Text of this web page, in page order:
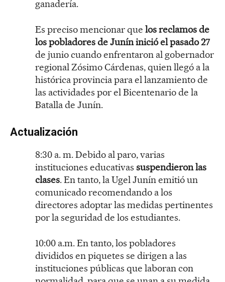
ganadería.
Es preciso mencionar que los reclamos de
los pobladores de Junín inició el pasado 27
de junio cuando enfrentaron al gobernador
regional Zósimo Cárdenas, quien llegó a la
histórica provincia para el lanzamiento de
las actividades por el Bicentenario de la
Batalla de Junín.
Actualización
8:30 a. m. Debido al paro, varias
instituciones educativas suspendieron las
clases. En tanto, la Ugel Junín emitió un
comunicado recomendando a los
directores adoptar las medidas pertinentes
por la seguridad de los estudiantes.
10:00 a.m. En tanto, los pobladores
divididos en piquetes se dirigen a las
instituciones públicas que laboran con